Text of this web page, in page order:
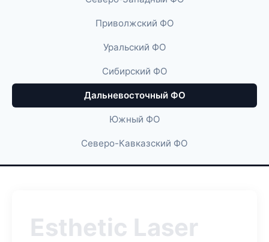
Приволжский ФО
Уральский ФО
Сибирский ФО
Дальневосточный ФО
Южный ФО
Северо-Кавказский ФО
Esthetic Laser